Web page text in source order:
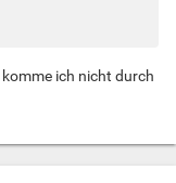
ich nicht durch